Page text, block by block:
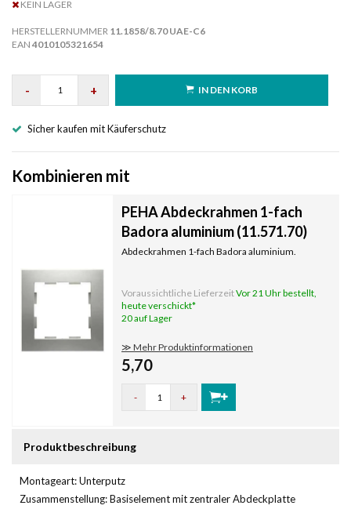
KEIN LAGER
HERSTELLERNUMMER 11.1858/8.70 UAE-C6
EAN 4010105321654
- + IN DEN KORB
Sicher kaufen mit Käuferschutz
Kombinieren mit
PEHA Abdeckrahmen 1-fach
Badora aluminium (11.571.70)
Abdeckrahmen 1-fach Badora aluminium.
Voraussichtliche LieferzeitVor 21 Uhr bestellt,
heute verschickt*
20 auf Lager
≫ Mehr Produktinformationen
5,70
- +
Produktbeschreibung
Montageart: Unterputz
Zusammenstellung: Basiselement mit zentraler Abdeckplatte